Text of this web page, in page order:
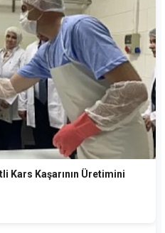
Kars Kaşarının Üretimini